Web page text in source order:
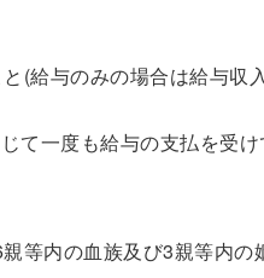
(給与のみの場合は給与収
て一度も給与の支払を受
内の血族及び3親等内の